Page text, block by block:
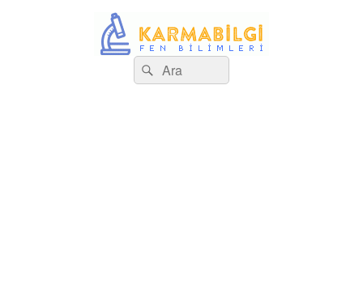
Search
for:
Ara